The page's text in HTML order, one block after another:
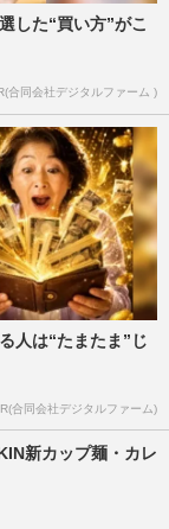
した“買い方”がこ
合同会社デジタルファーム )
人は“たまたま”じ
合同会社デジタルファーム)
新カップ麺・カレ